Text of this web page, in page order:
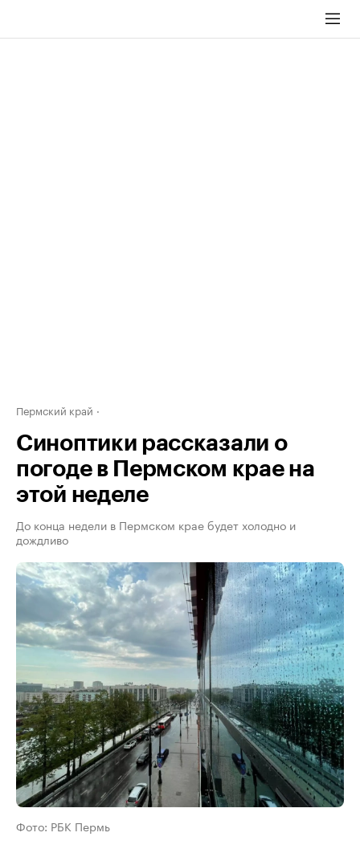
Пермский край
Синоптики рассказали о
погоде в Пермском крае на
этой неделе
До конца недели в Пермском крае будет холодно и
дождливо
Фото: РБК Пермь